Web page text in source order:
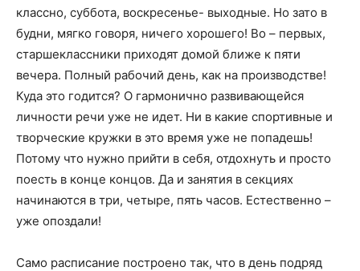
классно, суббота, воскресенье- выходные. Но зато в
будни, мягко говоря, ничего хорошего! Во – первых,
старшеклассники приходят домой ближе к пяти
вечера. Полный рабочий день, как на производстве!
Куда это годится? О гармонично развивающейся
личности речи уже не идет. Ни в какие спортивные и
творческие кружки в это время уже не попадешь!
Потому что нужно прийти в себя, отдохнуть и просто
поесть в конце концов. Да и занятия в секциях
начинаются в три, четыре, пять часов. Естественно –
уже опоздали!
Само расписание построено так, что в день подряд